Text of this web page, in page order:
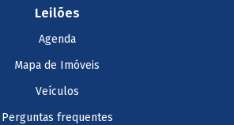
Leilões
Agenda
Mapa de Imóveis
Veículos
Perguntas frequentes